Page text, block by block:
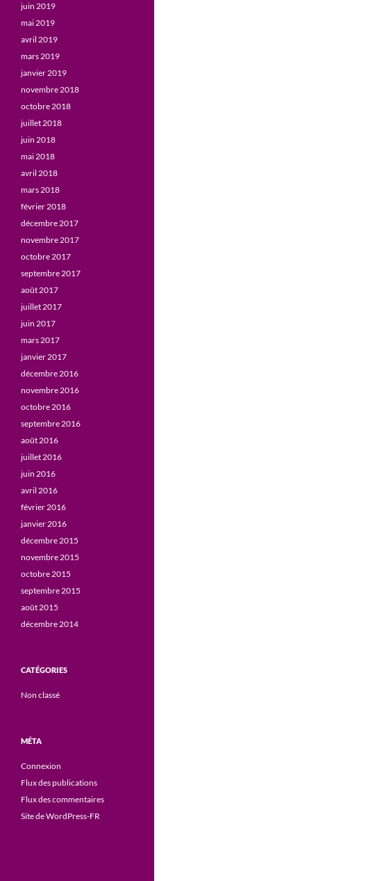
juin 2019
mai 2019
avril 2019
mars 2019
janvier 2019
novembre 2018
octobre 2018
juillet 2018
juin 2018
mai 2018
avril 2018
mars 2018
février 2018
décembre 2017
novembre 2017
octobre 2017
septembre 2017
août 2017
juillet 2017
juin 2017
mars 2017
janvier 2017
décembre 2016
novembre 2016
octobre 2016
septembre 2016
août 2016
juillet 2016
juin 2016
avril 2016
février 2016
janvier 2016
décembre 2015
novembre 2015
octobre 2015
septembre 2015
août 2015
décembre 2014
CATÉGORIES
Non classé
MÉTA
Connexion
Flux des publications
Flux des commentaires
Site de WordPress-FR